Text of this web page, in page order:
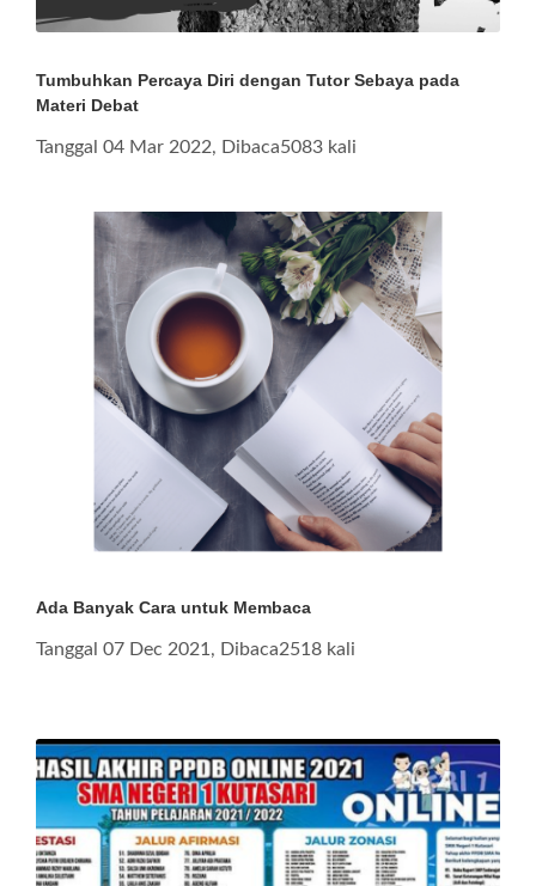
Tumbuhkan Percaya Diri dengan Tutor Sebaya pada
Materi Debat
Tanggal 04 Mar 2022, Dibaca5083 kali
Ada Banyak Cara untuk Membaca
Tanggal 07 Dec 2021, Dibaca2518 kali